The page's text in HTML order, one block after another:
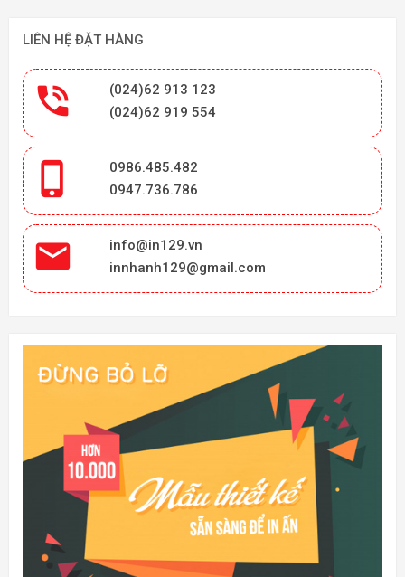
LIÊN HỆ ĐẶT HÀNG

(024)62 913 123
(024)62 919 554

0986.485.482
0947.736.786

info@in129.vn
innhanh129@gmail.com